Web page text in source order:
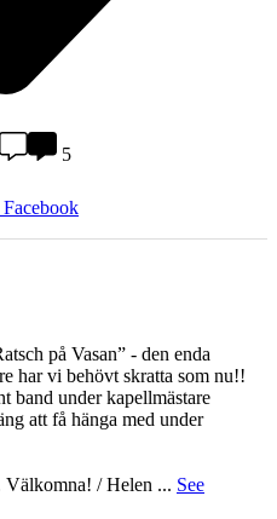
5
på Vasan” - den enda
har vi behövt skratta som nu!!
band under kapellmästare
att få hänga med under
Välkomna! / Helen ... See